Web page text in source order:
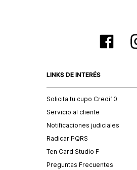
LINKS DE INTERÉS
Solicita tu cupo Credi10
Servicio al cliente
Notificaciones judiciales
Radicar PQRS
Ten Card Studio F
Preguntas Frecuentes